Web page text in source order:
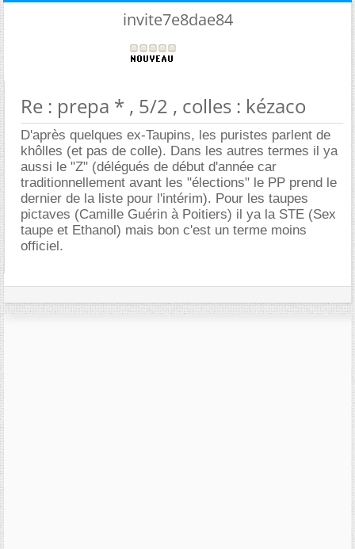
invite7e8dae84
Re : prepa * , 5/2 , colles : kézaco
D'après quelques ex-Taupins, les puristes parlent de
khôlles (et pas de colle). Dans les autres termes il ya
aussi le "Z" (délégués de début d'année car
traditionnellement avant les "élections" le PP prend le
dernier de la liste pour l'intérim). Pour les taupes
pictaves (Camille Guérin à Poitiers) il ya la STE (Sex
taupe et Ethanol) mais bon c'est un terme moins
officiel.